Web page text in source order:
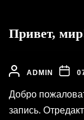
Привет,
ADMIN
Добро
запись.